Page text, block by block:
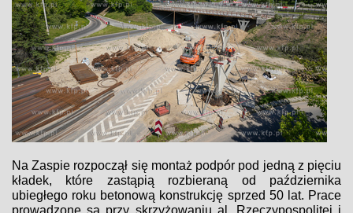
Na Zaspie rozpoczął się montaż podpór pod jedną z pięciu
kładek, które zastąpią rozbieraną od października
ubiegłego roku betonową konstrukcję sprzed 50 lat. Prace
prowadzone są przy skrzyżowaniu al. Rzeczypospolitej i